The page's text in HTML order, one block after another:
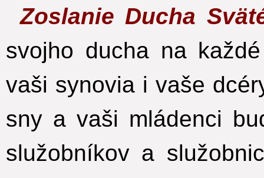
Zoslanie Ducha
svojho ducha na
vaši synovia i vaše
sny a vaši mládenci
služobníkov a